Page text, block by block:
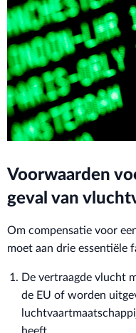
Voorwaarden
geval van
Om compensatie voor
moet aan drie essentiële
De vertraagde vlucht
de EU of worden